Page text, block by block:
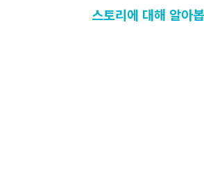
스토리에 대해 알아